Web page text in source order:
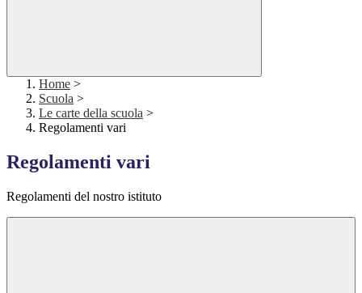
Home >
Scuola >
Le carte della scuola >
Regolamenti vari
Regolamenti vari
Regolamenti del nostro istituto